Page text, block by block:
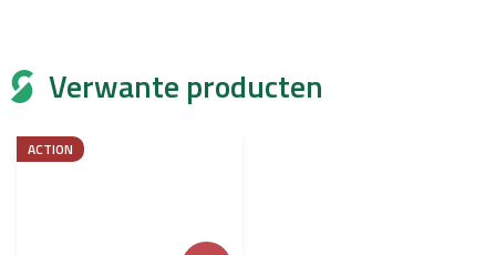
Verwante producten
ACTION